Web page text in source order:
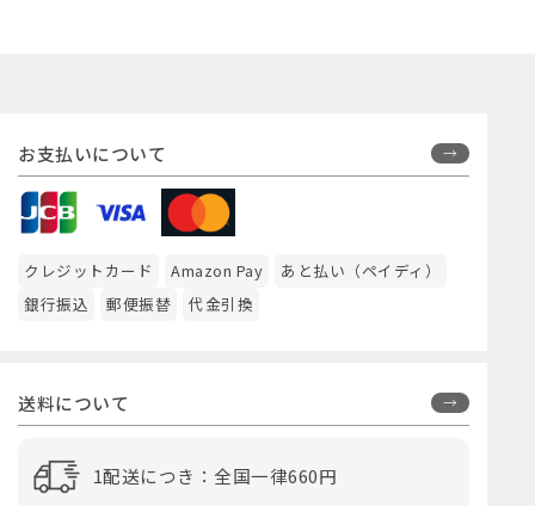
お支払いについて
クレジットカード Amazon Pay
あと払い（ペイディ）
銀行振込
郵便振替 代金引換
送料について
1配送につき：全国一律660円